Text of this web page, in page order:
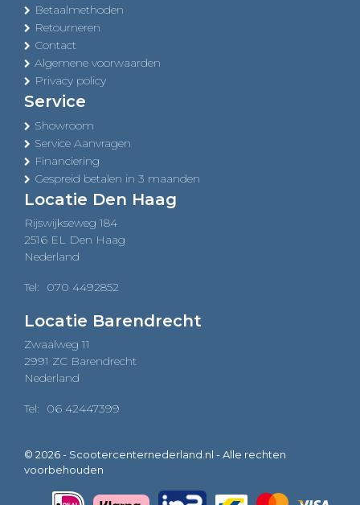
Betaalmethoden
Retourneren
Contact
Algemene voorwaarden
Privacy policy
Service
Showroom
Service Aanvragen
Financiering
Gespreid betalen in 3 maanden
Locatie Den Haag
Rijswijkseweg 184
2516 EL Den Haag
Nederland
Tel: 070 4492852
Locatie Barendrecht
Zwaalweg 11
2991 ZC Barendrecht
Nederland
Tel: 06 42447399
© 2026 - Scootercenternederland.nl - Alle rechten
voorbehouden